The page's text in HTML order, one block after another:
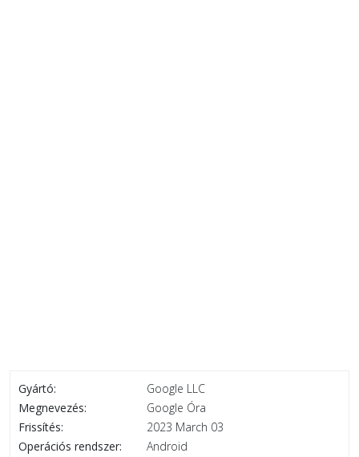
Gyártó:
Google LLC
Megnevezés:
Google Óra
Frissítés:
2023 March 03
Operációs rendszer:
Android